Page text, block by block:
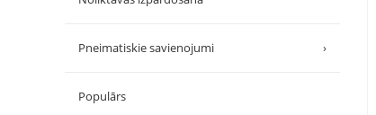
Pneimatiskie savienojumi ›
Populārs